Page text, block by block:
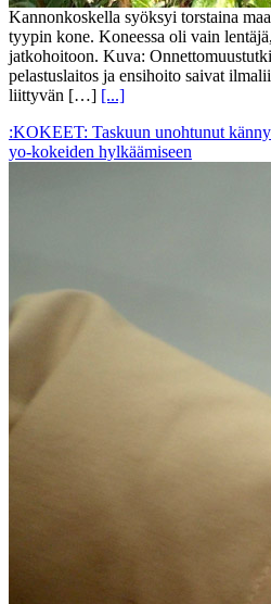
Kannonkoskella syöksyi torstaina
tyypin kone. Koneessa oli vain
jatkohoitoon. Kuva:
pelastuslaitos ja ensihoito saivat
liittyvän […] [...]
:KOKEET: Taskuun unohtunut
yo-kokeiden hylkäämiseen